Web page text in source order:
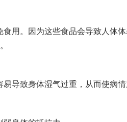
用。因为这些食品会导致人体
导致身体湿气过重，从而使病情